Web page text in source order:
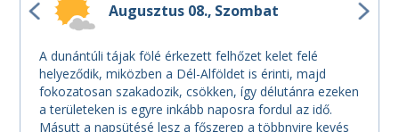
Augusztus 08. Szombat
A dunántúli tájak fölé érkezett felhőzet kelet felé
helyeződik, miközben a Dél-Alföldet is érinti, majd
fokozatosan szakadozik, csökken, így délutánra ezeken
a területeken is egyre inkább naposra fordul az idő.
Másutt a napsütésé lesz a főszerep a többnyire kevés